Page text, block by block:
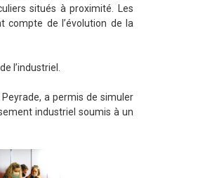
situés à proximité. Les
de l’évolution de la
l’industriel.
Peyrade, a permis de simuler
industriel soumis à un